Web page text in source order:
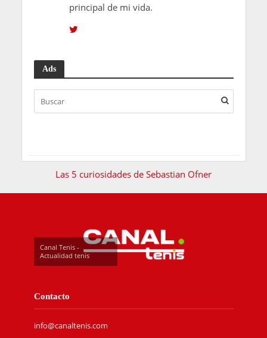
principal de mi vida.
Ads
Las 5 curiosidades de Sebastian Ofner
Canal Tenis -
Actualidad tenis
Contacto
info@canaltenis.com